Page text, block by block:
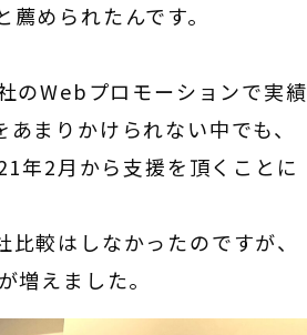
められたんです。
のWebプロモーションで実績
まりかけられない中でも、
年2月から支援を頂くことに
較はしなかったのですが、
えました。